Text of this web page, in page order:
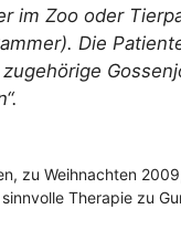
im Zoo oder
Die
zu Weihnachten
Therapie zu